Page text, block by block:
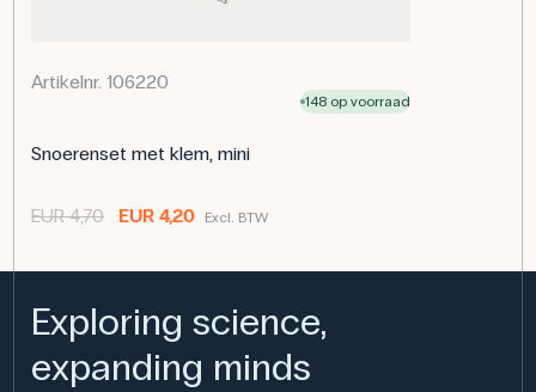
Artikelnr. 106220
148 op voorraad
Snoerenset met klem, mini
EUR 4,70 EUR 4,20 Excl. BTW
Exploring science,
expanding minds